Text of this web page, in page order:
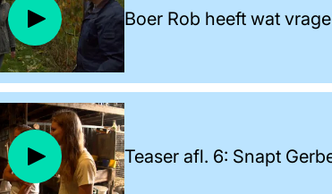
Boer Rob heeft wat
Teaser afl. 6: Snapt